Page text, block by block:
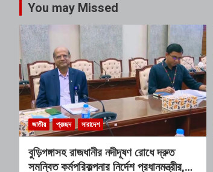
You may Missed
জাতীয় প্রচ্ছদ সারাদেশ
বুড়িগঙ্গাসহ রাজধানীর নদীদূষণ রোধে দ্রুত
সমন্বিত কর্মপরিকল্পনার নির্দেশ প্রধানমন্ত্রীর,